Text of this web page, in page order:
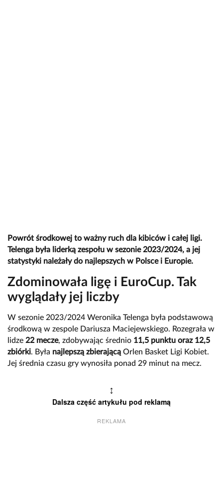
Powrót środkowej to ważny ruch dla kibiców i całej ligi.
Telenga była liderką zespołu w sezonie 2023/2024, a jej
statystyki należały do najlepszych w Polsce i Europie.
Zdominowała ligę i EuroCup. Tak
wyglądały jej liczby
W sezonie 2023/2024 Weronika Telenga była podstawową
środkową w zespole Dariusza Maciejewskiego. Rozegrała w
lidze 22 mecze, zdobywając średnio 11,5 punktu oraz 12,5
zbiórki. Była najlepszą zbierającą Orlen Basket Ligi Kobiet.
Jej średnia czasu gry wynosiła ponad 29 minut na mecz.
↕
Dalsza część artykułu pod reklamą
REKLAMA